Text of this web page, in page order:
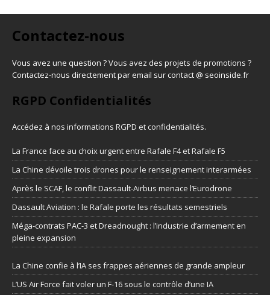
Contactez-nous
Vous avez une question ? Vous avez des projets de promotions ?
Contactez-nous directement par email sur contact @ seoinside.fr
RGPD Confidentialités
Accédez à nos informations RGPD et confidentialités.
La France face au choix urgent entre Rafale F4 et Rafale F5
La Chine dévoile trois drones pour le renseignement interarmées
Après le SCAF, le conflit Dassault-Airbus menace l’Eurodrone
Dassault Aviation : le Rafale porte les résultats semestriels
Méga-contrats PAC-3 et Dreadnought : l’industrie d’armement en
pleine expansion
La Chine confie à l’IA ses frappes aériennes de grande ampleur
L’US Air Force fait voler un F-16 sous le contrôle d’une IA